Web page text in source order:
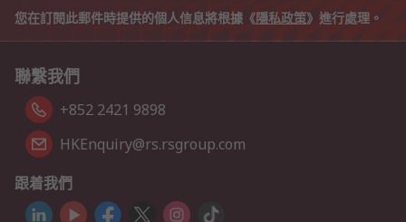
您在訂閱此郵件時提供的個人信息將根據《隱私政策》進行處理。
聯繫我們
+852 2421 9898
HKEnquiry@rs.rsgroup.com
跟着我們